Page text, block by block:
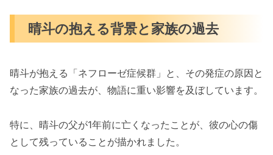
晴斗の抱える背景と家族の過去
晴斗が抱える「ネフローゼ症候群」と、その発症の原因と
なった家族の過去が、物語に重い影響を及ぼしています。
特に、晴斗の父が1年前に亡くなったことが、彼の心の傷
として残っていることが描かれました。